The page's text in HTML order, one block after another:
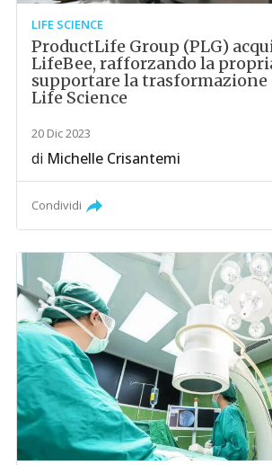
LIFE SCIENCE
ProductLife Group (PLG)
LifeBee, rafforzando la
supportare la
Life Science
20 Dic 2023
di Michelle Crisantemi
Condividi